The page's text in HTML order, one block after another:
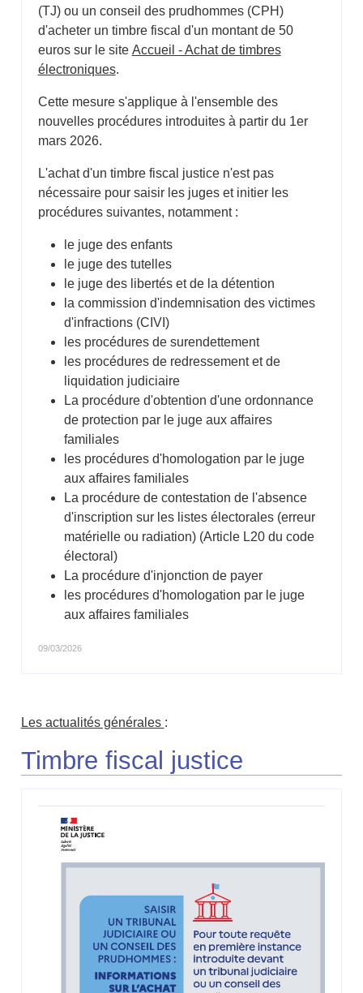
(TJ) ou un conseil des prudhommes (CPH)
d'acheter un timbre fiscal d'un montant de 50
euros sur le site Accueil - Achat de timbres
électroniques.
Cette mesure s'applique à l'ensemble des
nouvelles procédures introduites à partir du 1er
mars 2026.
L'achat d'un timbre fiscal justice n'est pas
nécessaire pour saisir les juges et initier les
procédures suivantes, notamment :
le juge des enfants
le juge des tutelles
le juge des libertés et de la détention
la commission d'indemnisation des victimes
d'infractions (CIVI)
les procédures de surendettement
les procédures de redressement et de
liquidation judiciaire
La procédure d'obtention d'une ordonnance
de protection par le juge aux affaires
familiales
les procédures d'homologation par le juge
aux affaires familiales
La procédure de contestation de l'absence
d'inscription sur les listes électorales (erreur
matérielle ou radiation) (Article L20 du code
électoral)
La procédure d'injonction de payer
les procédures d'homologation par le juge
aux affaires familiales
09/03/2026
Les actualités générales :
Timbre fiscal justice